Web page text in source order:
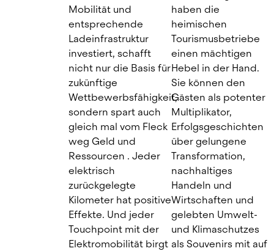
Mobilität und
entsprechende
Ladeinfrastruktur
investiert, schafft
nicht nur die Basis für
zukünftige
Wettbewerbsfähigkeit,
sondern spart auch
gleich mal vom Fleck
weg Geld und
Ressourcen . Jeder
elektrisch
zurückgelegte
Kilometer hat positive
Effekte. Und jeder
Touchpoint mit der
Elektromobilität birgt
haben die
heimischen
Tourismusbetriebe
einen mächtigen
Hebel in der Hand.
Sie können den
Gästen als potenter
Multiplikator,
Erfolgsgeschichten
über gelungene
Transformation,
nachhaltiges
Handeln und
Wirtschaften und
gelebten Umwelt-
und Klimaschutzes
als Souvenirs mit auf